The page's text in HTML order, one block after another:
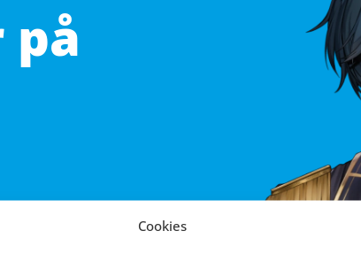
Cookies
der har skabt